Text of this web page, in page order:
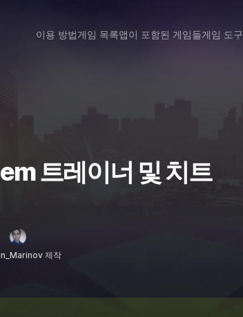
이용 방법게임 목록맵이 포함된 게임들게임 도구
트레이너 및 치트
제작